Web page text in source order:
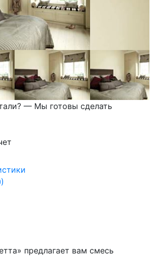
— Мы готовы сделать
предлагает вам смесь